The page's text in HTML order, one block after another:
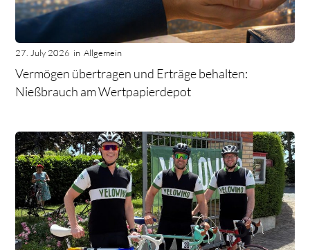
27. July 2026 in Allgemein
Vermögen übertragen und Erträge behalten:
Nießbrauch am Wertpapierdepot